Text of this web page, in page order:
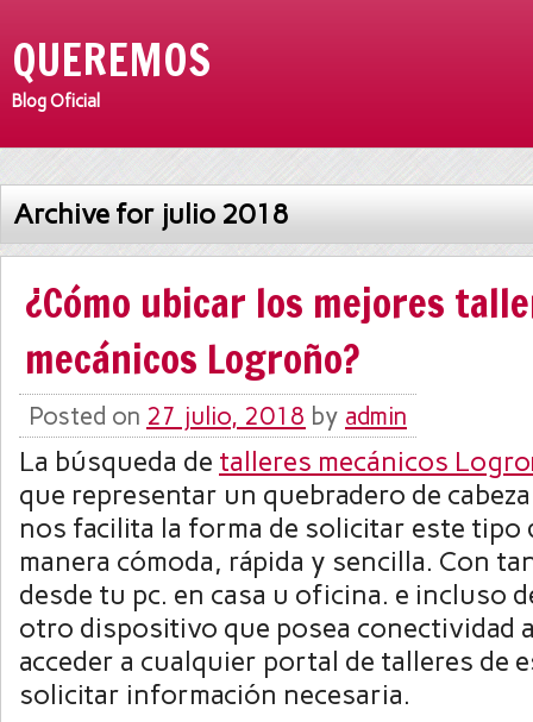
QUEREMOS
Blog Oficial
Archive for julio 2018
¿Cómo ubicar los mejores
mecánicos Logroño?
Posted on 27 julio, 2018 by admin
La búsqueda de talleres mecánicos
que representar un quebradero de
nos facilita la forma de solicitar este tipo
manera cómoda, rápida y sencilla. Con
desde tu pc. en casa u oficina. e incluso
otro dispositivo que posea conectividad
acceder a cualquier portal de talleres de
solicitar información necesaria.